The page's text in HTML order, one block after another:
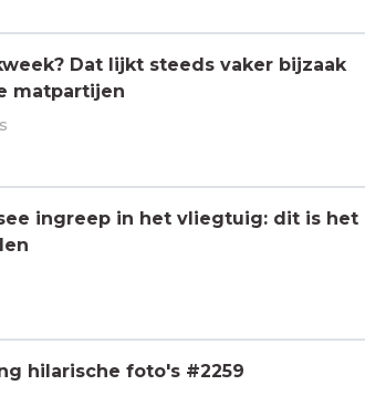
Dat lijkt steeds vaker bijzaak
matpartijen
ingreep in het vliegtuig: dit is het
hilarische foto's #2259